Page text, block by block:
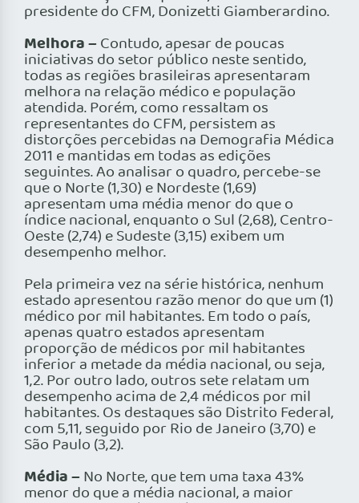
presidente do CFM, Donizetti Giamberardino.
Melhora –Contudo, apesar de poucas
iniciativas do setor público neste sentido,
todas as regiões brasileiras apresentaram
melhora na relação médico e população
atendida. Porém, como ressaltam os
representantes do CFM, persistem as
distorções percebidas na Demografia Médica
2011 e mantidas em todas as edições
seguintes. Ao analisar o quadro, percebe-se
que o Norte (1,30) e Nordeste (1,69)
apresentam uma média menor do que o
índice nacional, enquanto o Sul (2,68), Centro-
Oeste (2,74) e Sudeste (3,15) exibem um
desempenho melhor.
Pela primeira vez na série histórica, nenhum
estado apresentou razão menor do que um (1)
médico por mil habitantes. Em todo o país,
apenas quatro estados apresentam
proporção de médicos por mil habitantes
inferior a metade da média nacional, ou seja,
1,2. Por outro lado, outros sete relatam um
desempenho acima de 2,4 médicos por mil
habitantes. Os destaques são Distrito Federal,
com 5,11, seguido por Rio de Janeiro (3,70) e
São Paulo (3,2).
Média –No Norte, que tem uma taxa 43%
menor do que a média nacional, a maior